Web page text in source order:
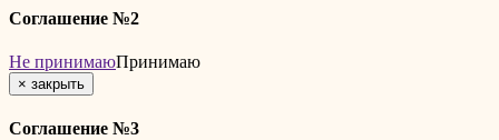
Соглашение №2
Не принимаюПринимаю
× закрыть
Соглашение №3